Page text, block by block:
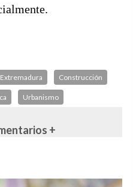
Construcción
Urbanismo
+